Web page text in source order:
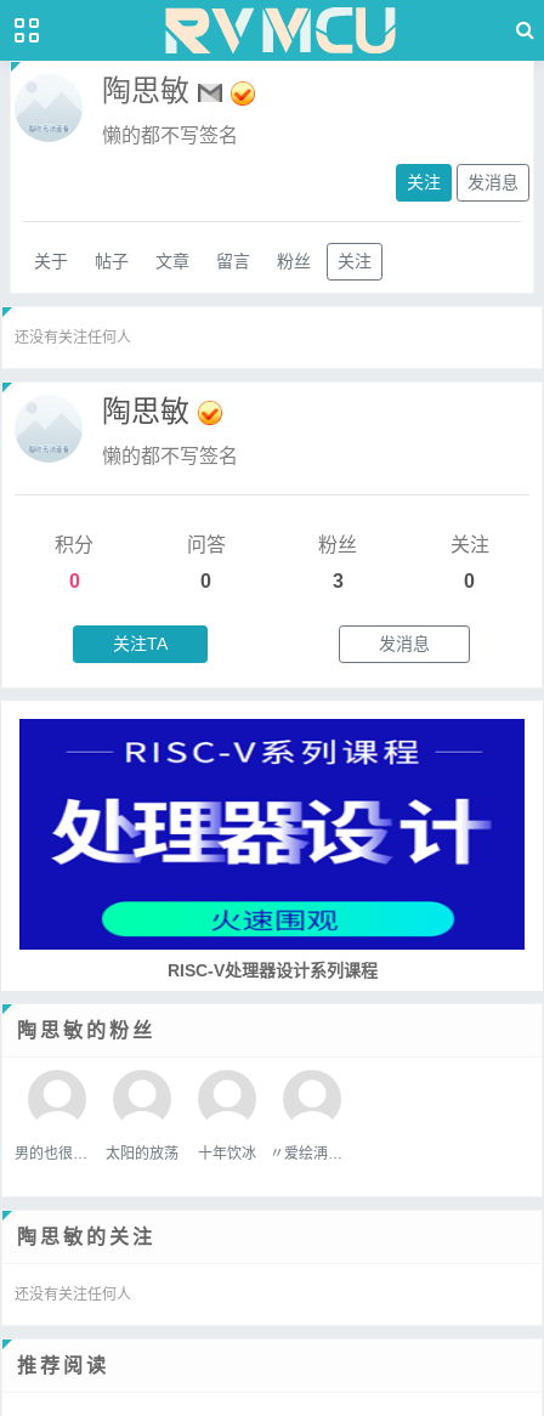
陶思敏
懒的都不写签名
关注 发消息
关于 帖子 文章 留言 粉丝 关注
还没有关注任何人
陶思敏
懒的都不写签名
积分
0
问答
0
粉丝
3
关注
0
关注TA 发消息
RISC-V处理器设计系列课程
陶思敏的粉丝
太阳的放荡 十年饮冰
陶思敏的关注
还没有关注任何人
推荐阅读